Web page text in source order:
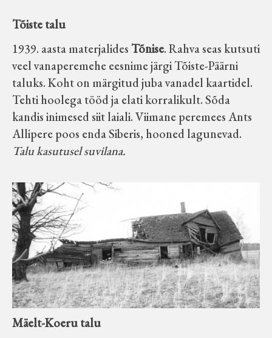
Tõiste talu
1939. aasta materjalidesTõnise. Rahva seas kutsuti
veel vanaperemehe eesnime järgi Tõiste-Päärni
taluks. Koht on märgitud juba vanadel kaartidel.
Tehti hoolega tööd ja elati korralikult. Sõda
kandis inimesed siit laiali. Viimane peremees Ants
Allipere poos enda Siberis, hooned lagunevad.
Talu kasutusel suvilana.
Mäelt-Koeru talu